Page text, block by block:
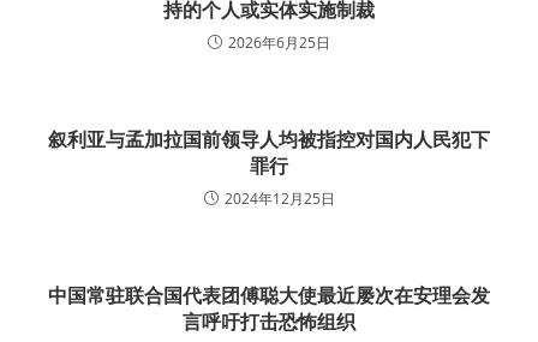
持的个人或实体实施制裁
2026年6月25日
叙利亚与孟加拉国前领导人均被指控对国内人民犯下
罪行
2024年12月25日
中国常驻联合国代表团傅聪大使最近屡次在安理会发
言呼吁打击恐怖组织